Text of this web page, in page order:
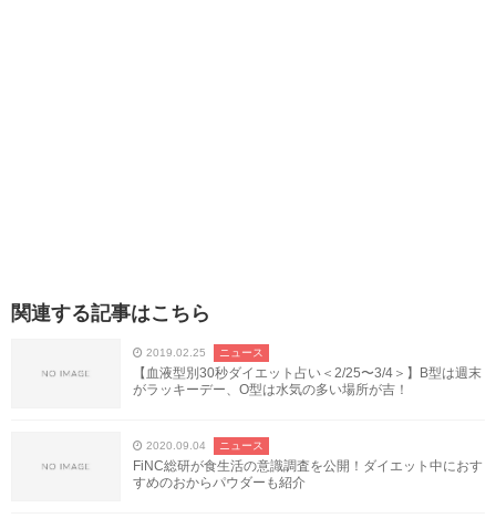
関連する記事はこちら
2019.02.25 ニュース
【血液型別30秒ダイエット占い＜2/25〜3/4＞】B型は週末
がラッキーデー、O型は水気の多い場所が吉！
2020.09.04 ニュース
FiNC総研が食生活の意識調査を公開！ダイエット中におす
すめのおからパウダーも紹介